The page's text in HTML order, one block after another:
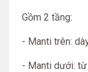
Gồm 2 tầng:
- Manti trên:
- Manti dưới: